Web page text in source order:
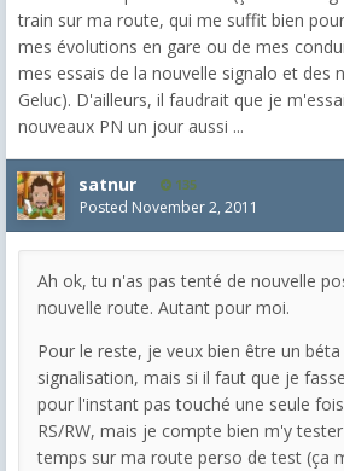
train sur ma route, qui me suffit bien
mes évolutions en gare ou de mes
mes essais de la nouvelle signalo et des
Geluc). D'ailleurs, il faudrait que je
nouveaux PN un jour aussi ...
satnur 135
Posted November 2, 2011
Ah ok, tu n'as pas tenté de nouvelle
nouvelle route. Autant pour moi.
Pour le reste, je veux bien être un
signalisation, mais si il faut que je
pour l'instant pas touché une seule
RS/RW, mais je compte bien m'y
temps sur ma route perso de test (ça